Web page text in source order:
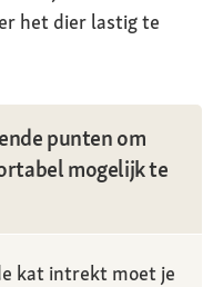
het dier lastig te
punten om
mogelijk te
kat intrekt moet je